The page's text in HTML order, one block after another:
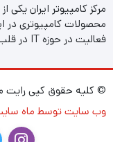
مرکز کامپیوتر ایران یکی
فعالیت در حوزه IT در قلب شهر تهران نموده است.
© کلیه حقوق کپی رایت
وب سایت توسط ماه